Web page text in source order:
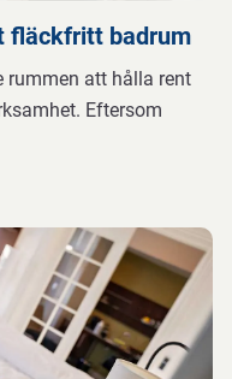
fläckfritt badrum
rummen att hålla rent
Eftersom